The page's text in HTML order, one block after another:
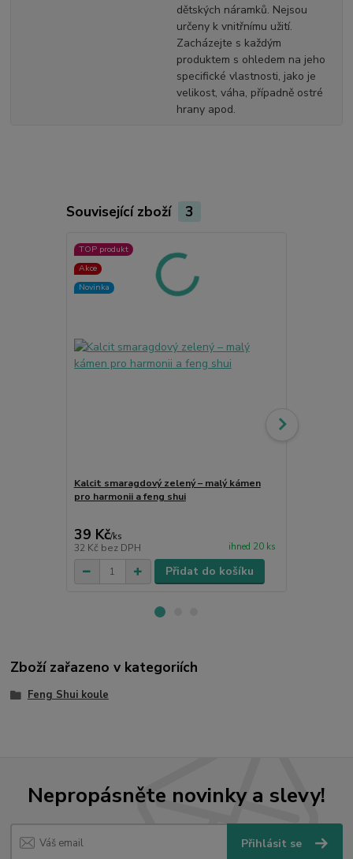
dětských náramků. Nejsou
určeny k vnitřnímu užití.
Zacházejte s každým
produktem s ohledem na jeho
specifické vlastnosti, jako je
velikost, váha, případně ostré
hrany apod.
Související zboží 3
TOP produkt
Akce
Novinka
Kalcit smaragdový zelený – malý kámen
pro harmonii a feng shui
39 Kč/ks
32 Kč bez DPH ihned 20 ks
Přidat do košíku
Zboží zařazeno v kategoriích
Feng Shui koule
Nepropásněte novinky a slevy!
Přihlásit se